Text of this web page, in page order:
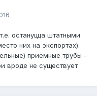
остануцца штатными
них на экспортах).
приемные трубы -
вроде не существует